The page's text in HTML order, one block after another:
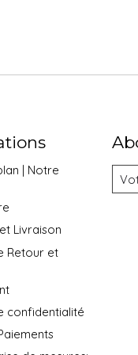
| Notre
Livraison
Retour et
confidentialité